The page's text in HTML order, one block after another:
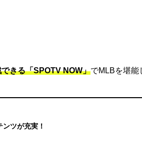
きる「SPOTV NOW」でMLBを堪能
ツが充実！